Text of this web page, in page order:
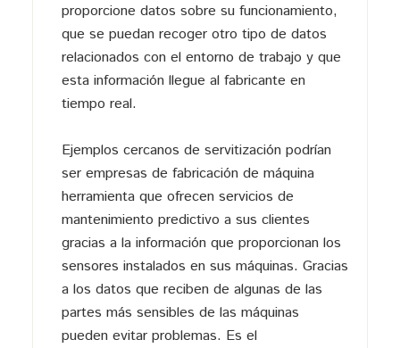
proporcione datos sobre su funcionamiento,
que se puedan recoger otro tipo de datos
relacionados con el entorno de trabajo y que
esta información llegue al fabricante en
tiempo real.
Ejemplos cercanos de servitización podrían
ser empresas de fabricación de máquina
herramienta que ofrecen servicios de
mantenimiento predictivo a sus clientes
gracias a la información que proporcionan los
sensores instalados en sus máquinas. Gracias
a los datos que reciben de algunas de las
partes más sensibles de las máquinas
pueden evitar problemas. Es el